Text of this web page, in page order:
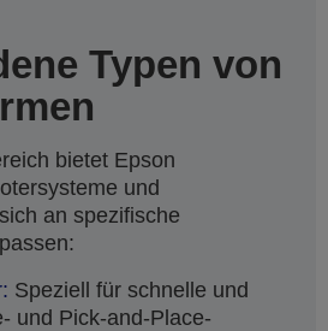
Typen von
bietet Epson
und
an spezifische
Speziell für schnelle und
und Pick-and-Place-